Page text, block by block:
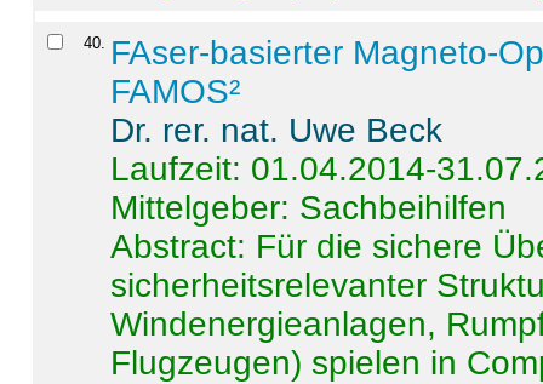
40. FAser-basierter Magneto-
FAMOS²
Dr. rer. nat. Uwe Beck
Laufzeit: 01.04.2014-
Mittelgeber: Sachbeihilfen
Abstract: Für die sichere
sicherheitsrelevanter
Windenergieanlagen,
Flugzeugen) spielen in